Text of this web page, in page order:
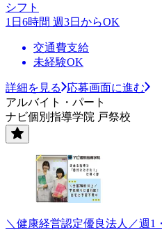
シフト
1日6時間 週3日からOK
交通費支給
未経験OK
詳細を見る
応募画面に進む
アルバイト・パート
ナビ個別指導学院 戸祭校
＼健康経営認定優良法人／週1